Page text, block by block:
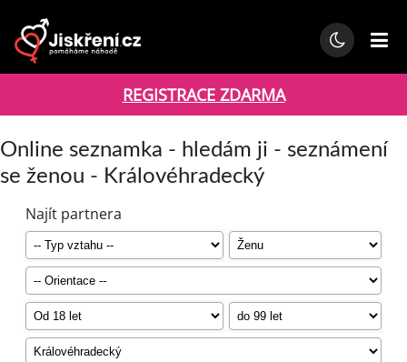
REGISTRACE ZDARMA
Online seznamka - hledám ji - seznámení
se ženou - Královéhradecký
Najít partnera